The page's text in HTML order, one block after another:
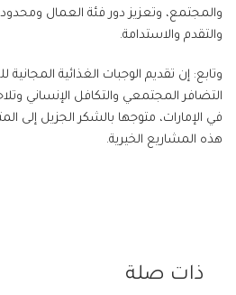
والمجتمع، وتعزيز دور فئة العمال
والتقدم والاستدامة.
وتابع: إن تقديم الوجبات الغذائية
التضافر المجتمعي والتكافل الإنساني
في الإمارات، متوجها بالشكر الجزيل إلى
هذه المشاريع الخيرية.
ذات صلة